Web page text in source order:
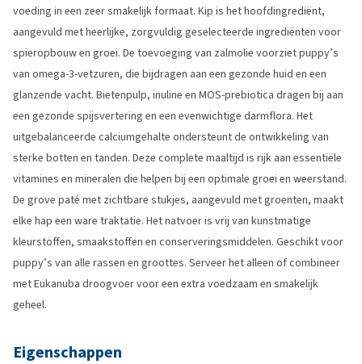
voeding in een zeer smakelijk formaat. Kip is het hoofdingrediënt,
aangevuld met heerlijke, zorgvuldig geselecteerde ingrediënten voor
spieropbouw en groei. De toevoeging van zalmolie voorziet puppy’s
van omega-3-vetzuren, die bijdragen aan een gezonde huid en een
glanzende vacht. Bietenpulp, inuline en MOS-prebiotica dragen bij aan
een gezonde spijsvertering en een evenwichtige darmflora. Het
uitgebalanceerde calciumgehalte ondersteunt de ontwikkeling van
sterke botten en tanden. Deze complete maaltijd is rijk aan essentiële
vitamines en mineralen die helpen bij een optimale groei en weerstand.
De grove paté met zichtbare stukjes, aangevuld met groenten, maakt
elke hap een ware traktatie. Het natvoer is vrij van kunstmatige
kleurstoffen, smaakstoffen en conserveringsmiddelen. Geschikt voor
puppy’s van alle rassen en groottes. Serveer het alleen of combineer
met Eukanuba droogvoer voor een extra voedzaam en smakelijk
geheel.
Eigenschappen